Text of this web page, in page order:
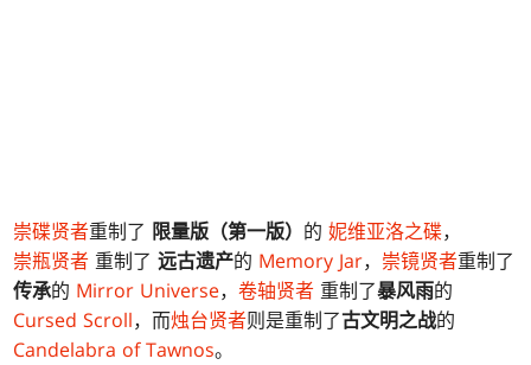
崇碟贤者重制了 限量版（第一版） 的妮维亚洛之碟，
崇瓶贤者 重制了远古遗产的 Memory Jar， 崇镜贤者重制了
传承的 Mirror Universe，卷轴贤者 重制了暴风雨的
Cursed Scroll，而烛台贤者则是重制了古文明之战的
Candelabra of Tawnos。